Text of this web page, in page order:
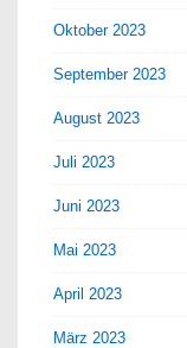
Oktober 2023
September 2023
August 2023
Juli 2023
Juni 2023
Mai 2023
April 2023
März 2023